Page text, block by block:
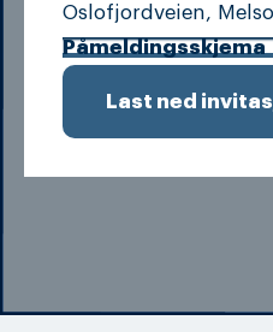
Oslofjordveien,
Påmeldingsskjema
Last ned